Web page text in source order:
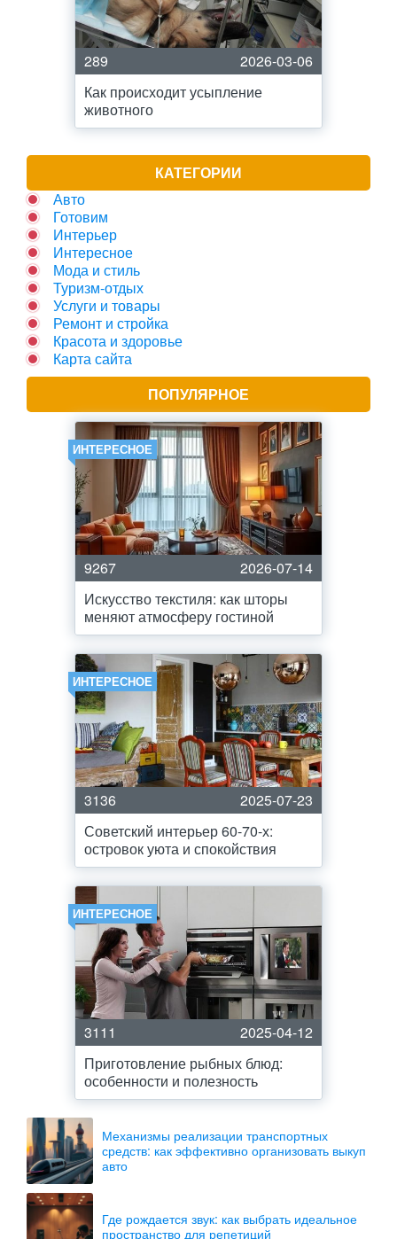
289
2026-03-06
Как происходит усыпление
животного
КАТЕГОРИИ
Авто
Готовим
Интерьер
Интересное
Мода и стиль
Туризм-отдых
Услуги и товары
Ремонт и стройка
Красота и здоровье
Карта сайта
ПОПУЛЯРНОЕ
ИНТЕРЕСНОЕ
9267
2026-07-14
Искусство текстиля: как шторы
меняют атмосферу гостиной
ИНТЕРЕСНОЕ
3136
2025-07-23
Советский интерьер 60-70-х:
островок уюта и спокойствия
ИНТЕРЕСНОЕ
3111
2025-04-12
Приготовление рыбных блюд:
особенности и полезность
Механизмы реализации транспортных
средств: как эффективно организовать выкуп
авто
Где рождается звук: как выбрать идеальное
пространство для репетиций